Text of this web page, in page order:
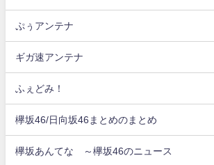
ぷぅアンテナ
ギガ速アンテナ
ふぇどみ！
欅坂46/日向坂46まとめのまとめ
欅坂あんてな ～欅坂46のニュース